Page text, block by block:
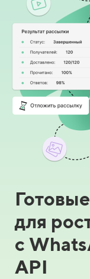
для
с
API